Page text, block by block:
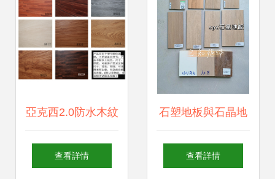
膠PVC石塑地板石
紋系列石塑地板廠
亞克西2.0防水木紋
地板 石塑片材的實
查看詳情
石塑地板與石晶地
板的全面優(yōu)劣
查看詳情